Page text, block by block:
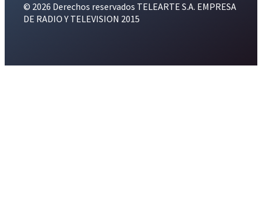
© 2026 Derechos reservados TELEARTE S.A. EMPRESA
DE RADIO Y TELEVISION 2015